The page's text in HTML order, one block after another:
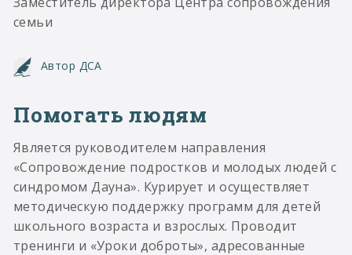
семьи
Автор ДСА
Помогать людям
Является руководителем направления
«Сопровождение подростков и молодых людей с
синдромом Дауна». Курирует и осуществляет
методическую поддержку программ для детей
школьного возраста и взрослых. Проводит
тренинги и «Уроки доброты», адресованные